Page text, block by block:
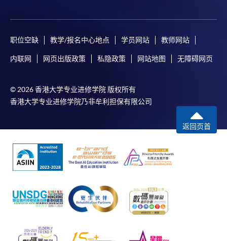
职位空缺 教学/报名中心地点 学员网站 教师网站
内联网 网页出版政策 私隐政策 网站地图 无障碍网页
© 2026 香港大学专业进修学院 版权所有
香港大学专业进修学院乃非牟利担保有限公司
返回页首